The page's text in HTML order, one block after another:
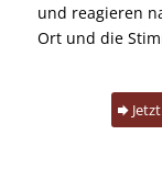
und reagieren
Ort und die